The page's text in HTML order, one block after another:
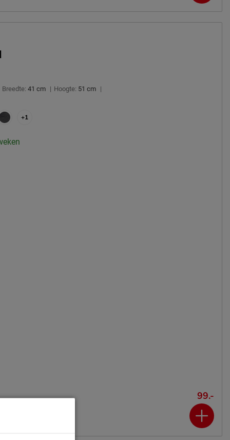
Breedte: 41 cm | Hoogte: 51 cm |
+1
99.-